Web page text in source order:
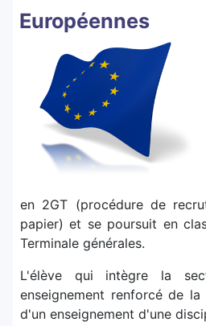
Européennes
en 2GT (procédure de
papier) et se poursuit en
Terminale générales.
L'élève qui intègre la
enseignement renforcé de la
d'un enseignement d'une